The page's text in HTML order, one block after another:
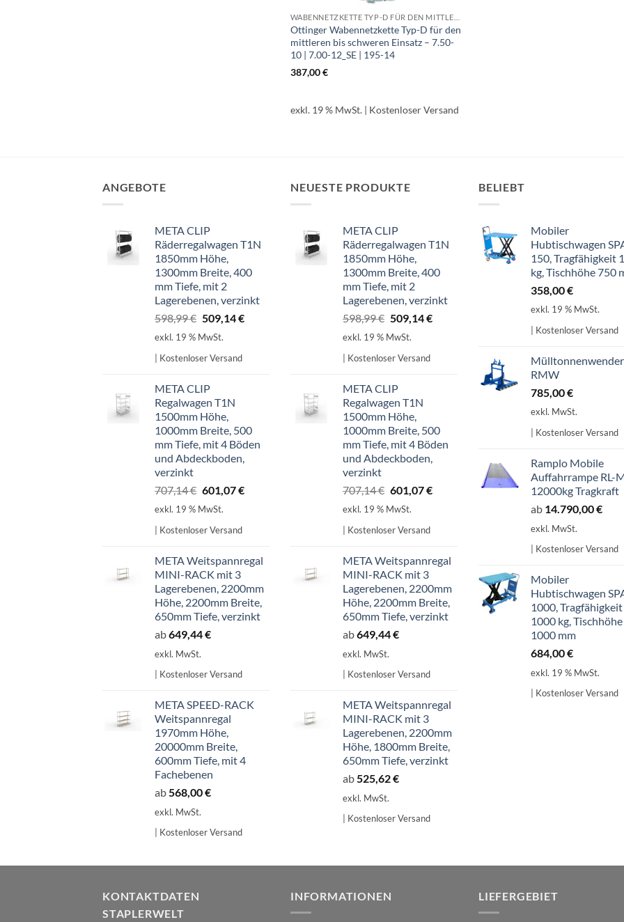
Ottinger Wabennetzkette Typ-D für den
mittleren bis schweren Einsatz – 7.50-
10 | 7.00-12_SE | 195-14
387,00€
exkl. 19 % MwSt. | Kostenloser Versand
ANGEBOTE
META CLIP
Räderregalwagen T1N
1850mm Höhe,
1300mm Breite, 400
mm Tiefe, mit 2
Lagerebenen, verzinkt
598,99€ Ursprünglicher
Preis
598,99 €
509,14€Aktueller
exkl. 19 % MwSt.
| Kostenloser Versand
META CLIP
Regalwagen T1N
1500mm Höhe,
1000mm Breite, 500
mm Tiefe, mit 4 Böden
und Abdeckboden,
verzinkt
707,14€ Ursprünglicher
Preis
707,14 €
601,07€Aktueller
exkl. 19 % MwSt.
| Kostenloser Versand
META Weitspannregal
MINI-RACK mit 3
Lagerebenen, 2200mm
Höhe, 2200mm Breite,
650mm Tiefe, verzinkt
ab649,44€
exkl. MwSt.
| Kostenloser Versand
META SPEED-RACK
Weitspannregal
1970mm Höhe,
20000mm Breite,
600mm Tiefe, mit 4
Fachebenen
ab568,00€
exkl. MwSt.
| Kostenloser Versand
NEUESTE PRODUKTE
META CLIP
Räderregalwagen T1N
1850mm Höhe,
1300mm Breite, 400
mm Tiefe, mit 2
Lagerebenen, verzinkt
598,99€ Ursprünglicher
Preis
598,99 €
509,14€Aktueller
exkl. 19 % MwSt.
| Kostenloser Versand
META CLIP
Regalwagen T1N
1500mm Höhe,
1000mm Breite, 500
mm Tiefe, mit 4 Böden
und Abdeckboden,
verzinkt
707,14€ Ursprünglicher
Preis
707,14 €
601,07€Aktueller
exkl. 19 % MwSt.
| Kostenloser Versand
META Weitspannregal
MINI-RACK mit 3
Lagerebenen, 2200mm
Höhe, 2200mm Breite,
650mm Tiefe, verzinkt
ab649,44€
exkl. MwSt.
| Kostenloser Versand
META Weitspannregal
MINI-RACK mit 3
Lagerebenen, 2200mm
Höhe, 1800mm Breite,
650mm Tiefe, verzinkt
ab525,62€
exkl. MwSt.
| Kostenloser Versand
BELIEBT
Mobiler
Hubtischwagen
150, Tragfähigkeit
kg, Tischhöhe 750
358,00€
exkl. 19 % MwSt.
| Kostenloser Versand
RMW
785,00€
exkl. MwSt.
| Kostenloser Versand
Ramplo Mobile
Auffahrrampe RL-
12000kg Tragkraft
ab 14.790,00€
exkl. MwSt.
| Kostenloser Versand
Mobiler
Hubtischwagen
1000, Tragfähigkeit
1000 kg, Tischhöhe
1000 mm
684,00€
exkl. 19 % MwSt.
| Kostenloser Versand
KONTAKTDATEN
STAPLERWELT
INFORMATIONEN LIEFERGEBIET